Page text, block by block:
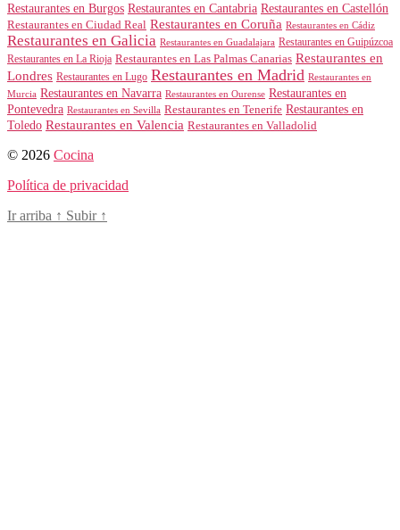
Restaurantes en Burgos Restaurantes en Cantabria Restaurantes en Castellón
Restaurantes en Ciudad Real Restaurantes en Coruña Restaurantes en Cádiz
Restaurantes en Galicia Restaurantes en Guadalajara Restaurantes en Guipúzcoa
Restaurantes en La Rioja Restaurantes en Las Palmas Canarias Restaurantes en
Londres Restaurantes en Lugo Restaurantes en Madrid Restaurantes en
Murcia Restaurantes en Navarra Restaurantes en Ourense Restaurantes en
Pontevedra Restaurantes en Sevilla Restaurantes en Tenerife Restaurantes en
Toledo Restaurantes en Valencia Restaurantes en Valladolid
© 2026 Cocina
Política de privacidad
Ir arriba ↑ Subir ↑